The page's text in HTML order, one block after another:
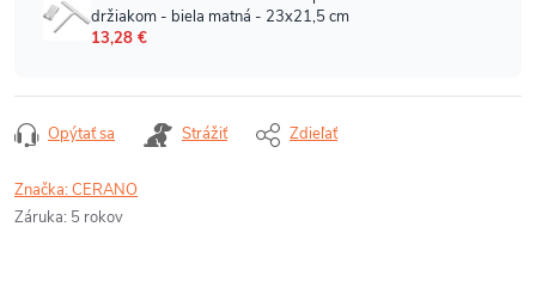
Opýtať sa Strážiť Zdieľať
Značka:CERANO
Záruka: 5 rokov